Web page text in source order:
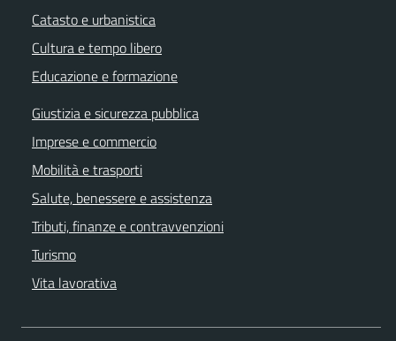
Catasto e urbanistica
Cultura e tempo libero
Educazione e formazione
Giustizia e sicurezza pubblica
Imprese e commercio
Mobilità e trasporti
Salute, benessere e assistenza
Tributi, finanze e contravvenzioni
Turismo
Vita lavorativa